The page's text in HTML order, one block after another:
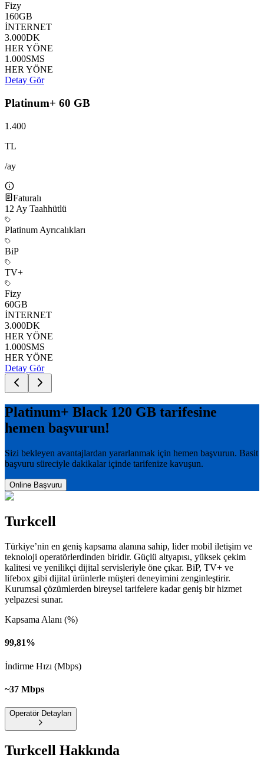
Fizy
160GB
İNTERNET
3.000DK
HER YÖNE
1.000SMS
HER YÖNE
Detay Gör
Platinum+ 60 GB
1.400
TL
/ay
Faturalı
12 Ay Taahhütlü
Platinum Ayrıcalıkları
BiP
TV+
Fizy
60GB
İNTERNET
3.000DK
HER YÖNE
1.000SMS
HER YÖNE
Detay Gör
Platinum+ Black 120 GB tarifesine
hemen başvurun!
Sizi bekleyen avantajlardan yararlanmak için hemen başvurun. Basit
başvuru süreciyle dakikalar içinde tarifenize kavuşun.
Online Başvuru
Turkcell
Türkiye’nin en geniş kapsama alanına sahip, lider mobil iletişim ve
teknoloji operatörlerdinden biridir. Güçlü altyapısı, yüksek çekim
kalitesi ve yenilikçi dijital servisleriyle öne çıkar. BiP, TV+ ve
lifebox gibi dijital ürünlerle müşteri deneyimini zenginleştirir.
Kurumsal çözümlerden bireysel tarifelere kadar geniş bir hizmet
yelpazesi sunar.
Kapsama Alanı (%)
99,81%
İndirme Hızı (Mbps)
~37 Mbps
Operatör Detayları
Turkcell Hakkında